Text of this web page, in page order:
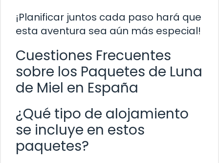
¡Planificar juntos cada paso hará que
esta aventura sea aún más especial!
Cuestiones Frecuentes
sobre los Paquetes de Luna
de Miel en España
¿Qué tipo de alojamiento
se incluye en estos
paquetes?